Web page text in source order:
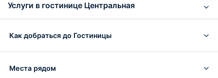
Услуги в гостинице Центральная
Как добраться до Гостиницы
Места рядом